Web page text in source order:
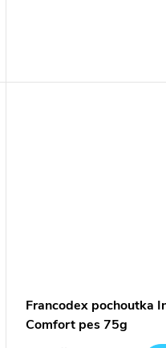
Francodex pochoutka
Comfort pes 75g